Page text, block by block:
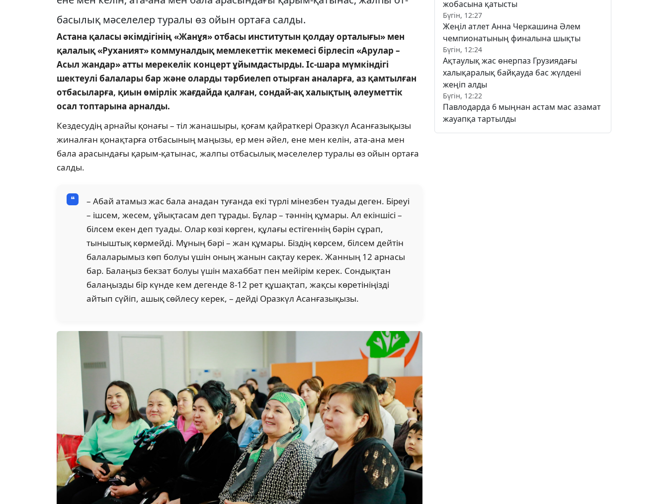
басылық мәселелер туралы өз ойын ортаға сал­ды.
Астана қаласы әкімдігінің «Жанұя» отбасы институтын қолдау орталығы» мен
қалалық «Руханият» коммуналдық мемлекеттік мекемесі бірлесіп «Арулар –
Асыл жандар» атты мерекелік концерт ұйымдастырды. Іс-шара мүмкіндігі
шектеулі балалары бар және оларды тәрбиелеп отырған аналарға, аз қамтылған
отбасыларға, қиын өмірлік жағдайда қалған, сондай-ақ халықтың әлеуметтік
осал топтарына арналды.
Кездесудің арнайы қонағы – тіл жана­шыры, қоғам қайраткері Оразкүл Асан­ға­зықы­зы
жиналған қонақтарға отбасының маңы­зы, ер мен әйел, ене мен келін, ата-ана мен
бала арасындағы қарым-қатынас, жалпы от­басылық мәселелер туралы өз ойын ортаға
сал­ды.
– Абай атамыз жас бала анадан туғанда екі түрлі мінезбен туады деген. Біреуі
– ішсем, же­сем, ұйықтасам деп тұрады. Бұлар – тәннің құ­мары. Ал екіншісі –
білсем екен деп туады. Олар көзі көрген, құлағы естігеннің бәрін сұрап,
тыныштық көрмейді. Мұның бәрі – жан құмары. Біздің көрсем, білсем дейтін
ба­лаларымыз көп болуы үшін оның жанын сақ­тау керек. Жанның 12 арнасы
бар. Балаңыз бек­зат болуы үшін махаббат пен мейірім ке­рек. Сондықтан
балаңызды бір күнде кем де­генде 8-12 рет құшақтап, жақсы көре­ті­ніңізді
айтып сүйіп, ашық сөйлесу керек, – дейді Оразкүл Асанғазықызы.
жобасына қатысты
Бүгін, 12:27
Жеңіл атлет Анна Черкашина Әлем
чемпионатының финалына шықты
Бүгін, 12:24
Ақтаулық жас өнерпаз Грузиядағы
халықаралық байқауда бас жүлдені
жеңіп алды
Бүгін, 12:22
Павлодарда 6 мыңнан астам мас азамат
жауапқа тартылды